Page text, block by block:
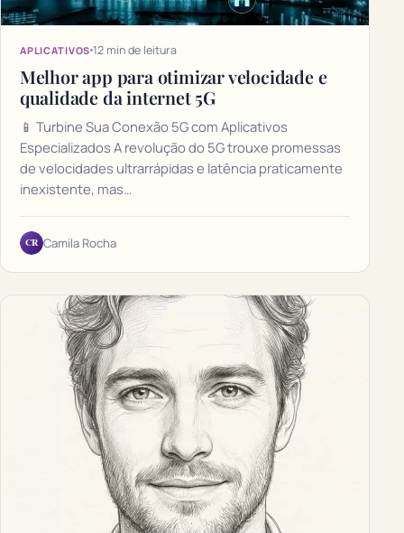
APLICATIVOS 12 min de leitura
Melhor app para otimizar velocidade e
qualidade da internet 5G
📱 Turbine Sua Conexão 5G com Aplicativos
Especializados A revolução do 5G trouxe promessas
de velocidades ultrarrápidas e latência praticamente
inexistente, mas…
CR Camila Rocha